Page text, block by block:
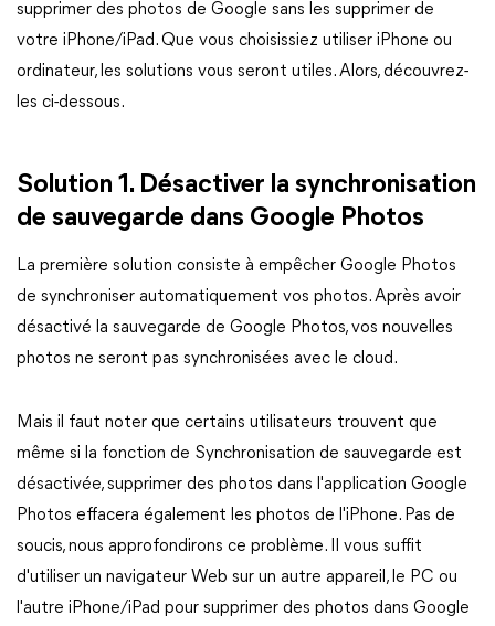
supprimer des photos de Google sans les supprimer de
votre iPhone/iPad. Que vous choisissiez utiliser iPhone ou
ordinateur, les solutions vous seront utiles. Alors, découvrez-
les ci-dessous.
Solution 1. Désactiver la synchronisation
de sauvegarde dans Google Photos
La première solution consiste à empêcher Google Photos
de synchroniser automatiquement vos photos. Après avoir
désactivé la sauvegarde de Google Photos, vos nouvelles
photos ne seront pas synchronisées avec le cloud.
Mais il faut noter que certains utilisateurs trouvent que
même si la fonction de Synchronisation de sauvegarde est
désactivée, supprimer des photos dans l'application Google
Photos effacera également les photos de l'iPhone. Pas de
soucis, nous approfondirons ce problème. Il vous suffit
d'utiliser un navigateur Web sur un autre appareil, le PC ou
l'autre iPhone/iPad pour supprimer des photos dans Google